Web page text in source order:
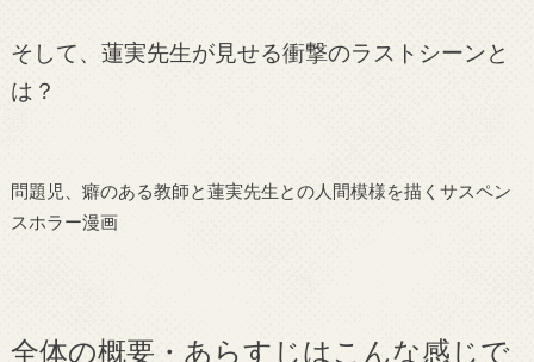
そして、蓮実先生が見せる衝撃のラストシーンと
は？
問題児、癖のある教師と蓮実先生との人間模様を描くサスペン
スホラー漫画
全体の概要・あらすじはこんな感じで